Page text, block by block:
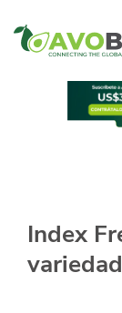
Index